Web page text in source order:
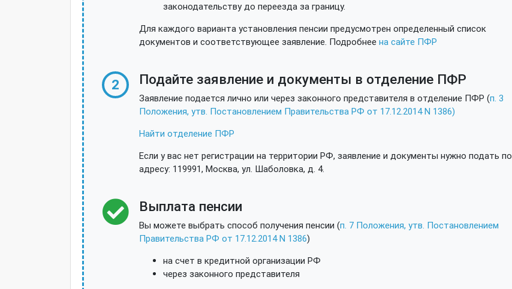
законодательству до переезда за границу.
Для каждого варианта установления пенсии предусмотрен определенный список
документов и соответствующее заявление. Подробнеена сайте ПФР
2 Подайте заявление и документы в отделение ПФР
Заявление подается лично или через законного представителя в отделение ПФР (п. 3
Положения, утв. Постановлением Правительства РФ от 17.12.2014 N 1386)
Найти отделение ПФР
Если у вас нет регистрации на территории РФ, заявление и документы нужно подать по
адресу: 119991, Москва, ул. Шаболовка, д. 4.
Выплата пенсии
Вы можете выбрать способ получения пенсии (п. 7 Положения, утв. Постановлением
Правительства РФ от 17.12.2014 N 1386)
на счет в кредитной организации РФ
через законного представителя